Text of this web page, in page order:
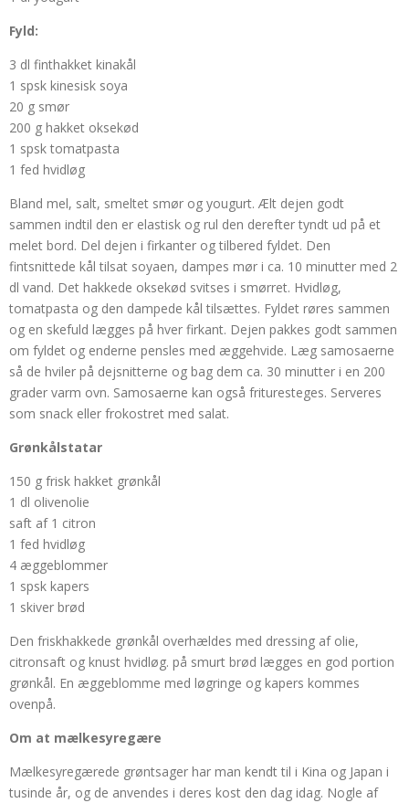
Fyld:
3 dl finthakket kinakål
1 spsk kinesisk soya
20 g smør
200 g hakket oksekød
1 spsk tomatpasta
1 fed hvidløg
Bland mel, salt, smeltet smør og yougurt. Ælt dejen godt
sammen indtil den er elastisk og rul den derefter tyndt ud på et
melet bord. Del dejen i firkanter og tilbered fyldet. Den
fintsnittede kål tilsat soyaen, dampes mør i ca. 10 minutter med 2
dl vand. Det hakkede oksekød svitses i smørret. Hvidløg,
tomatpasta og den dampede kål tilsættes. Fyldet røres sammen
og en skefuld lægges på hver firkant. Dejen pakkes godt sammen
om fyldet og enderne pensles med æggehvide. Læg samosaerne
så de hviler på dejsnitterne og bag dem ca. 30 minutter i en 200
grader varm ovn. Samosaerne kan også frituresteges. Serveres
som snack eller frokostret med salat.
Grønkålstatar
150 g frisk hakket grønkål
1 dl olivenolie
saft af 1 citron
1 fed hvidløg
4 æggeblommer
1 spsk kapers
1 skiver brød
Den friskhakkede grønkål overhældes med dressing af olie,
citronsaft og knust hvidløg. på smurt brød lægges en god portion
grønkål. En æggeblomme med løgringe og kapers kommes
ovenpå.
Om at mælkesyregære
Mælkesyregærede grøntsager har man kendt til i Kina og Japan i
tusinde år, og de anvendes i deres kost den dag idag. Nogle af